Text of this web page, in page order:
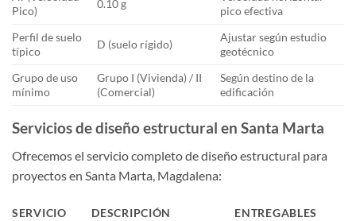
Pico)
0.10 g
pico efectiva
Perfil de suelo
típico
D (suelo rígido)
Ajustar según estudio
geotécnico
Grupo de uso
mínimo
Grupo I (Vivienda) / II
(Comercial)
Según destino de la
edificación
Servicios de diseño estructural en Santa Marta
Ofrecemos el servicio completo de diseño estructural para
proyectos en Santa Marta, Magdalena:
SERVICIO DESCRIPCIÓN
ENTREGABLES